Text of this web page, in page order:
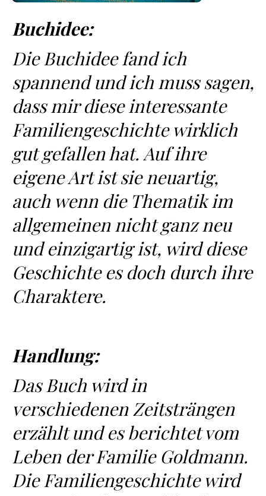
Buchidee:
Die Buchidee fand ich
spannend und ich muss sagen,
dass mir diese interessante
Familiengeschichte wirklich
gut gefallen hat. Auf ihre
eigene Art ist sie neuartig,
auch wenn die Thematik im
allgemeinen nicht ganz neu
und einzigartig ist, wird diese
Geschichte es doch durch ihre
Charaktere.
Handlung:
Das Buch wird in
verschiedenen Zeitsträngen
erzählt und es berichtet vom
Leben der Familie Goldmann.
Die Familiengeschichte wird